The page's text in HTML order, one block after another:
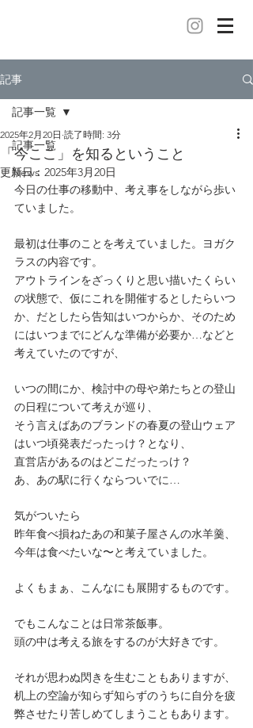
記事
記事一覧
News
記事一覧
「今ここ」を知るということ
2025年2月20日 読了時間: 3分
更新日： 2025年3月20日
今日の仕事の移動中、考え事をしながら歩い
ていました。
最初は仕事のことを考えていました。ヨガク
ラスの内容です。
アウトラインをざっくりと思い描いたくらい
の状態で、仮にこれを開催するとしたらいつ
か、だとしたら告知はいつからか、そのため
にはいつまでにどんな準備が必要か…などと
考えていたのですが、
いつの間にか、検討中の母や弟たちとの登山
の日程について考えが巡り、
そう言えばあのブランドの春夏の登山ウェア
はいつ頃発表だったっけ？となり、
直営店があるのはどこだったっけ？
あ、あの駅に行くならついでに…
気がついたら
昨年食べ損ねたあの和菓子屋さんの水羊羹、
今年は食べたいな〜と考えていました。
よくもまぁ、こんなにも展開するものです。
でもこんなことは日常茶飯事。
頭の中は考える旅をするのが大好きです。
それが思わぬ閃きを生むこともありますが、
机上の空論が知らず知らずのうちに自分を疲
弊させたり苦しめてしまうこともあります。